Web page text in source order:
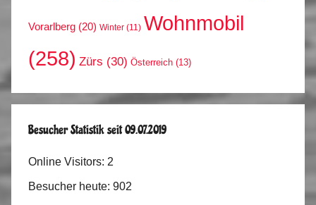
Vorarlberg (20) Winter (11) Wohnmobil
(258) Zürs (30) Österreich (13)
Besucher Statistik seit 09.07.2019
Online Visitors: 2
Besucher heute: 902